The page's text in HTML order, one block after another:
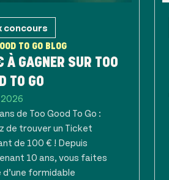
concours
TO GO BLOG
À GAGNER SUR TOO
TO GO
2026
de Too Good To Go :
de trouver un Ticket
de 100 € ! Depuis
10 ans, vous faites
formidable